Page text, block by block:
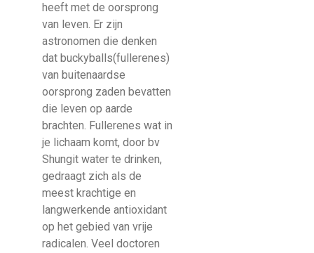
heeft met de oorsprong
van leven. Er zijn
astronomen die denken
dat buckyballs(fullerenes)
van buitenaardse
oorsprong zaden bevatten
die leven op aarde
brachten. Fullerenes wat in
je lichaam komt, door bv
Shungit water te drinken,
gedraagt zich als de
meest krachtige en
langwerkende antioxidant
op het gebied van vrije
radicalen. Veel doctoren